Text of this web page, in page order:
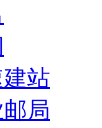
站
局